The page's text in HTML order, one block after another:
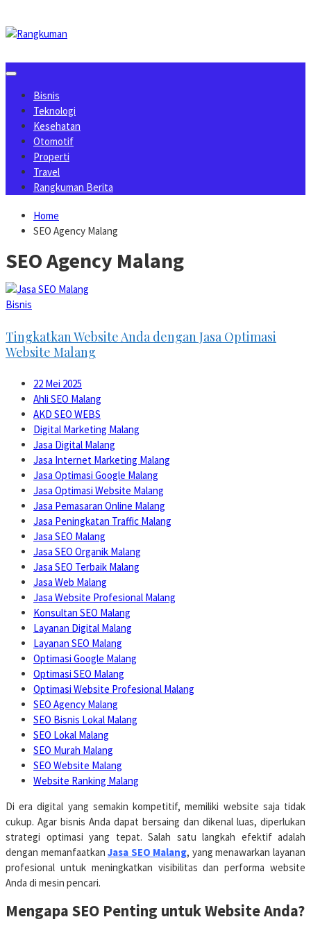
to
content
Bisnis
Teknologi
Kesehatan
Otomotif
Properti
Travel
Rangkuman Berita
Home
SEO Agency Malang
SEO Agency Malang
Bisnis
Tingkatkan Website Anda dengan Jasa Optimasi
Website Malang
22 Mei 2025
Ahli SEO Malang
AKD SEO WEBS
Digital Marketing Malang
Jasa Digital Malang
Jasa Internet Marketing Malang
Jasa Optimasi Google Malang
Jasa Optimasi Website Malang
Jasa Pemasaran Online Malang
Jasa Peningkatan Traffic Malang
Jasa SEO Malang
Jasa SEO Organik Malang
Jasa SEO Terbaik Malang
Jasa Web Malang
Jasa Website Profesional Malang
Konsultan SEO Malang
Layanan Digital Malang
Layanan SEO Malang
Optimasi Google Malang
Optimasi SEO Malang
Optimasi Website Profesional Malang
SEO Agency Malang
SEO Bisnis Lokal Malang
SEO Lokal Malang
SEO Murah Malang
SEO Website Malang
Website Ranking Malang
Di era digital yang semakin kompetitif, memiliki website saja tidak
cukup. Agar bisnis Anda dapat bersaing dan dikenal luas, diperlukan
strategi optimasi yang tepat. Salah satu langkah efektif adalah
dengan memanfaatkanJasa SEO Malang, yang menawarkan layanan
profesional untuk meningkatkan visibilitas dan performa website
Anda di mesin pencari.
Mengapa SEO Penting untuk Website Anda?